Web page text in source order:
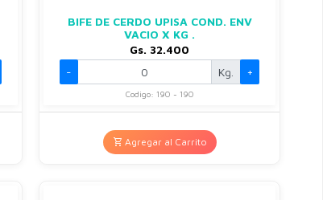
BIFE DE CERDO UPISA COND. ENV
VACIO X KG .
Gs. 32.400
-
Kg. +
Codigo: 190 - 190
Agregar al Carrito